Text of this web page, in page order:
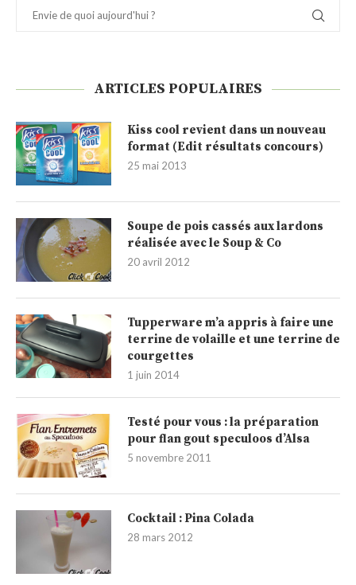
ARTICLES POPULAIRES
Kiss cool revient dans un nouveau
format (Edit résultats concours)
25 mai 2013
Soupe de pois cassés aux lardons
réalisée avec le Soup & Co
20 avril 2012
Tupperware m’a appris à faire une
terrine de volaille et une terrine de
courgettes
1 juin 2014
Testé pour vous : la préparation
pour flan gout speculoos d’Alsa
5 novembre 2011
Cocktail : Pina Colada
28 mars 2012